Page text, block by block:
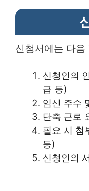
신청서에는 다음
신청인의
급 등)
임신 주수
단축 근로
필요 시 첨
등)
신청인의